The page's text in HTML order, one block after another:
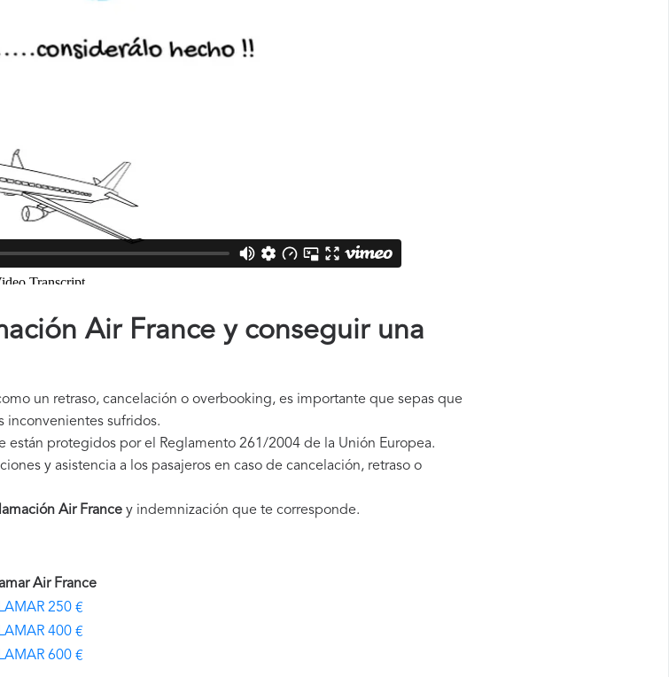
Air France y conseguir una
un retraso, cancelación o overbooking, es importante que sepas que
inconvenientes sufridos.
están protegidos por el Reglamento 261/2004 de la Unión Europea.
y asistencia a los pasajeros en caso de cancelación, retraso o
Air France y indemnización que te corresponde.
Air France
250 €
400 €
600 €